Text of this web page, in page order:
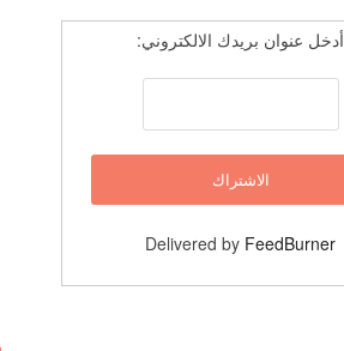
أدخل عنوان بريدك الالكتروني:
Delivered by FeedBurner